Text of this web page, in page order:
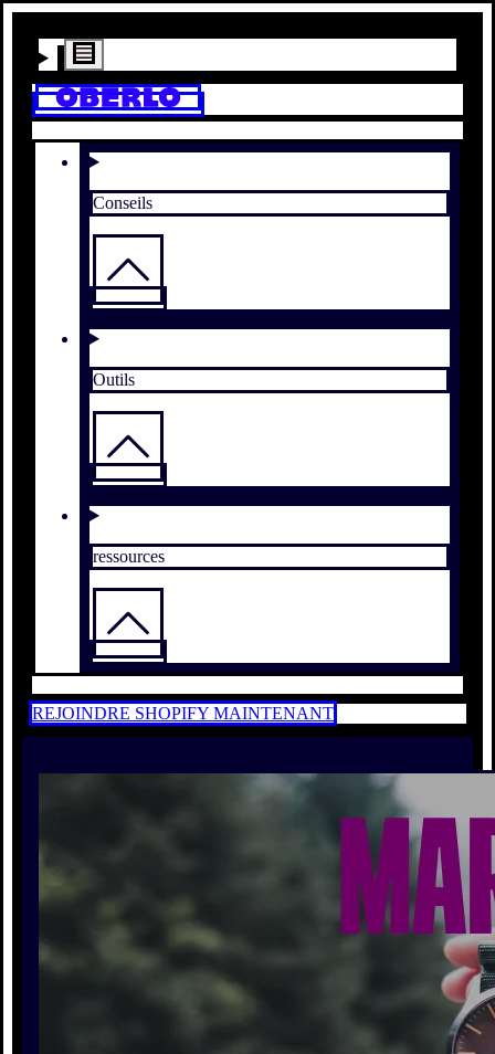
Conseils
Outils
ressources
REJOINDRE SHOPIFY MAINTENANT